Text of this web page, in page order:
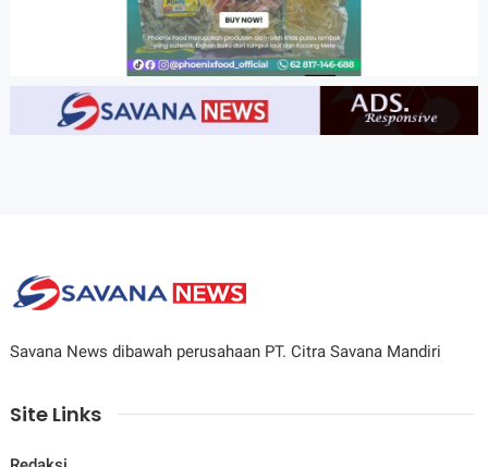
Savana News dibawah perusahaan PT. Citra Savana Mandiri
Site Links